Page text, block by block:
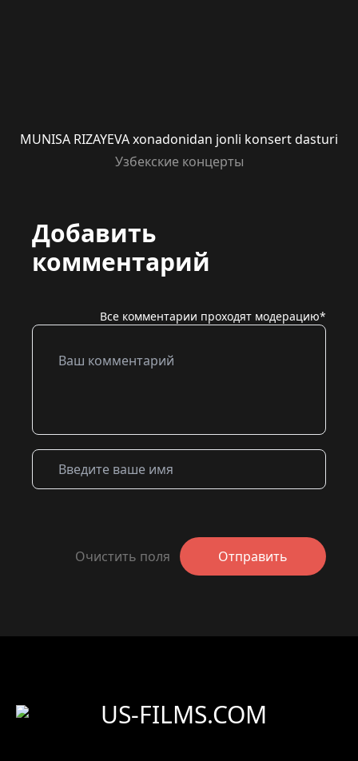
MUNISA RIZAYEVA xonadonidan jonli konsert dasturi
Узбекские концерты
Добавить
комментарий
Все комментарии проходят модерацию*
Очистить поля Отправить
US-FILMS.COM